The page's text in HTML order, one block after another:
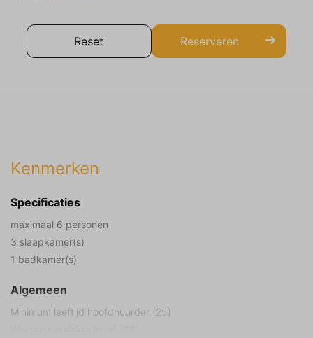
Reset Reserveren
Kenmerken
Specificaties
maximaal 6 personen
3 slaapkamer(s)
1 badkamer(s)
Algemeen
Minimum leeftijd hoofdhuurder (25)